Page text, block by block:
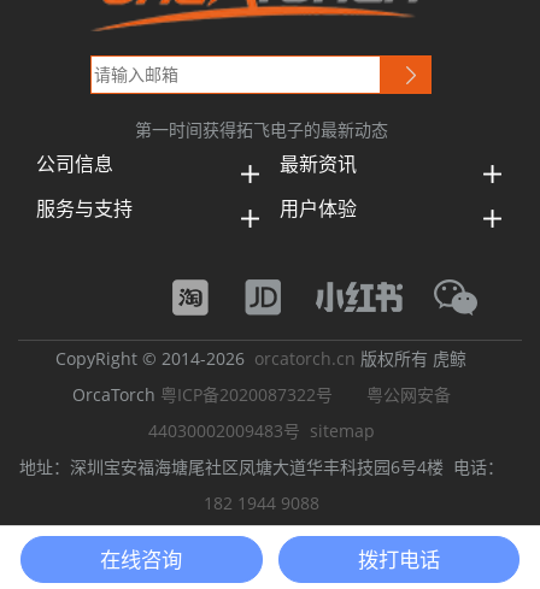
第一时间获得拓飞电子的最新动态
公司信息
最新资讯
服务与支持
用户体验
CopyRight © 2014-2026 orcatorch.cn 版权所有 虎鲸
OrcaTorch 粤ICP备2020087322号
粤公网安备
44030002009483号 sitemap
地址：深圳宝安福海塘尾社区凤塘大道华丰科技园6号4楼 电话：
182 1944 9088
潜水灯 潜水手电筒 LED潜水手电筒 强光潜水手电筒 潜水摄影灯
水下工程照明
虎鲸OrcaTorch 手电大家谈
在线咨询 拨打电话